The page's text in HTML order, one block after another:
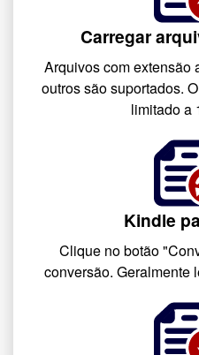
Carregar
Arquivos com extensão
outros são suportados.
limitado a
Kindle
Clique no botão
conversão. Geralmente